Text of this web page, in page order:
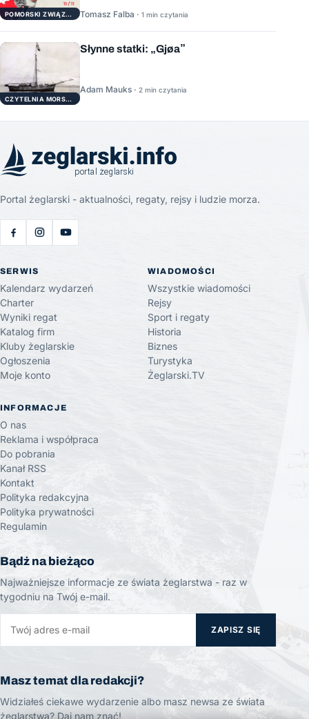
POMORSKI ZWIĄZEK ŻEGLARSKI Tomasz Falba · 1 min czytania
CZYTELNIA MORSKA
Słynne statki: „Gjøa”
Adam Mauks · 2 min czytania
Portal żeglarski - aktualności, regaty, rejsy i ludzie morza.
SERWIS
Kalendarz wydarzeń
Charter
Wyniki regat
Katalog firm
Kluby żeglarskie
Ogłoszenia
Moje konto
WIADOMOŚCI
Wszystkie wiadomości
Rejsy
Sport i regaty
Historia
Biznes
Turystyka
Żeglarski.TV
INFORMACJE
O nas
Reklama i współpraca
Do pobrania
Kanał RSS
Kontakt
Polityka redakcyjna
Polityka prywatności
Regulamin
Bądź na bieżąco
Najważniejsze informacje ze świata żeglarstwa - raz w
tygodniu na Twój e-mail.
ZAPISZ SIĘ
Masz temat dla redakcji?
Widziałeś ciekawe wydarzenie albo masz newsa ze świata
żeglarstwa? Daj nam znać!